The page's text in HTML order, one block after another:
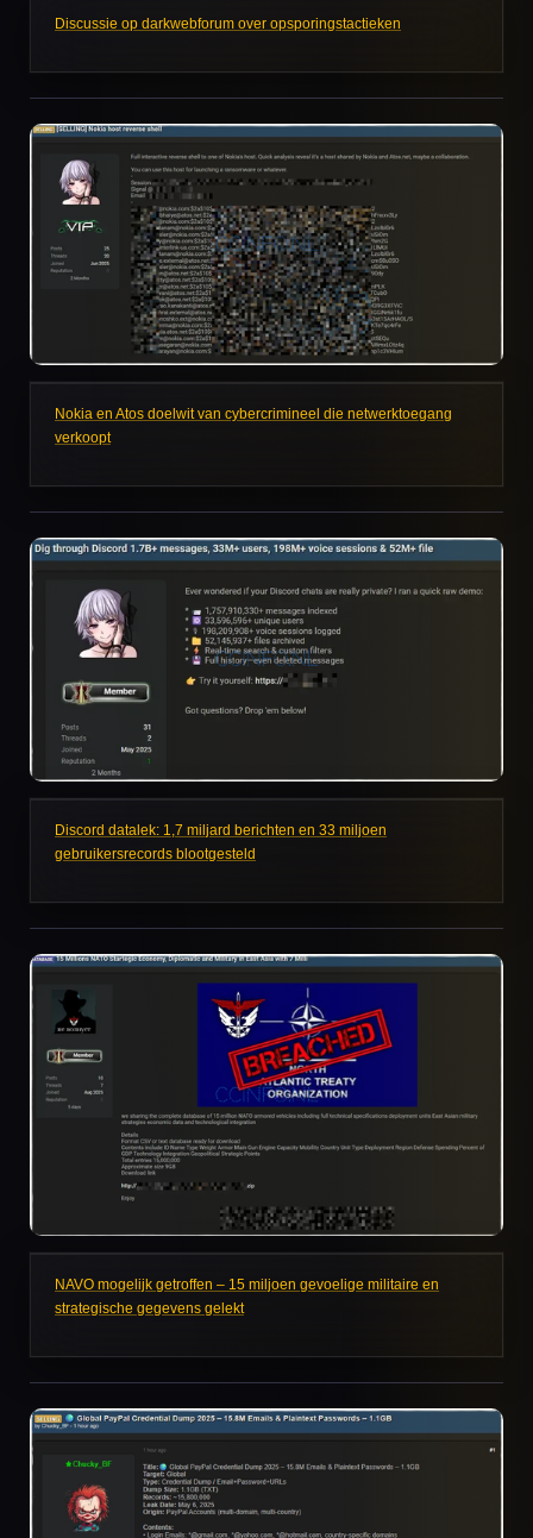
Discussie op darkwebforum over opsporingstactieken
Nokia en Atos doelwit van cybercrimineel die netwerktoegang
verkoopt
Discord datalek: 1,7 miljard berichten en 33 miljoen
gebruikersrecords blootgesteld
NAVO mogelijk getroffen – 15 miljoen gevoelige militaire en
strategische gegevens gelekt